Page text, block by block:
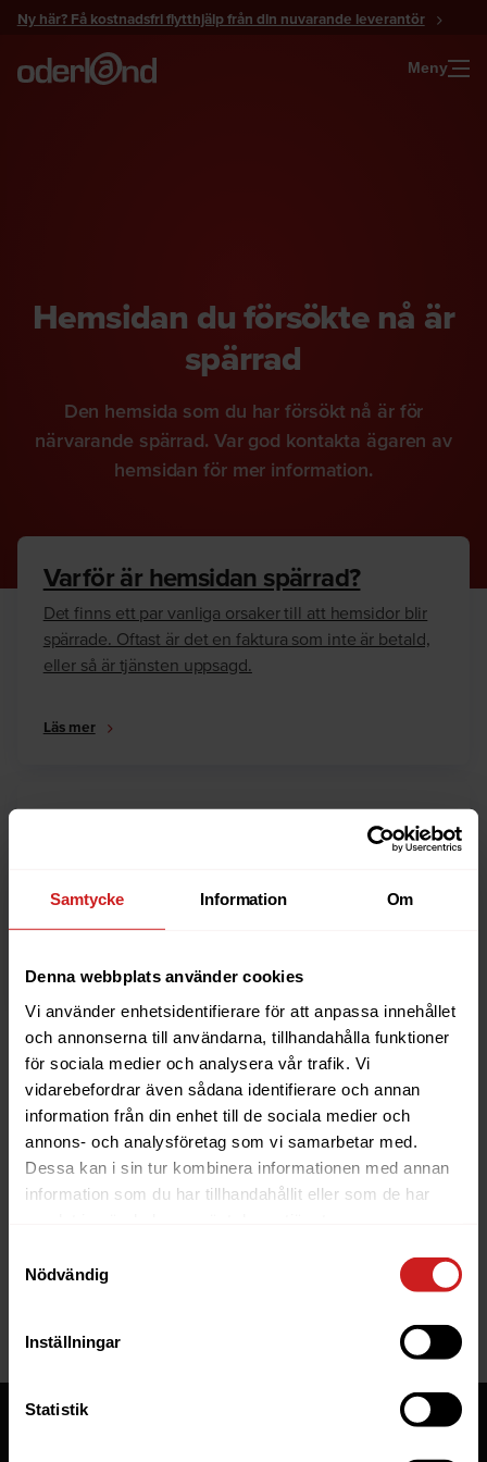
Samtycke Information Om
Denna webbplats använder cookies
Vi använder enhetsidentifierare för att anpassa innehållet
och annonserna till användarna, tillhandahålla funktioner
för sociala medier och analysera vår trafik. Vi
vidarebefordrar även sådana identifierare och annan
information från din enhet till de sociala medier och
annons- och analysföretag som vi samarbetar med.
Dessa kan i sin tur kombinera informationen med annan
information som du har tillhandahållit eller som de har
Nödvändig
Inställningar
Statistik
Gå
innehåll
Ny här? Få kostnadsfri flytthjälp från din nuvarande leverantör
Meny
Hemsidan du försökte nå är
spärrad
Den hemsida som du har försökt nå är för
närvarande spärrad. Var god kontakta ägaren av
hemsidan för mer information.
Varför är hemsidan spärrad?
Det finns ett par vanliga orsaker till att hemsidor blir
spärrade. Oftast är det en faktura som inte är betald,
eller så är tjänsten uppsagd.
Läs mer
Är du ägare till hemsidan eller domännamnet så har
anledningarna till varför en hemsida är spärrad.
Läs mer
The website you were trying to
reach has been suspended
If you are the owner of this website or domain please
read
website to be suspended.